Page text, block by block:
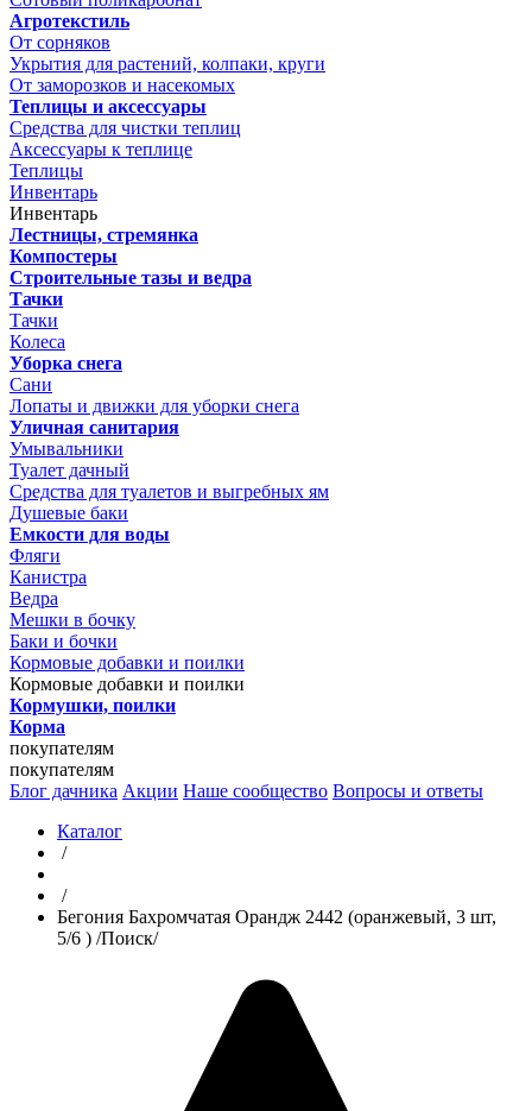
Агротекстиль
От сорняков
Укрытия для растений, колпаки, круги
От заморозков и насекомых
Теплицы и аксессуары
Средства для чистки теплиц
Аксессуары к теплице
Теплицы
Инвентарь
Инвентарь
Лестницы, стремянка
Компостеры
Строительные тазы и ведра
Тачки
Тачки
Колеса
Уборка снега
Сани
Лопаты и движки для уборки снега
Уличная санитария
Умывальники
Туалет дачный
Средства для туалетов и выгребных ям
Душевые баки
Емкости для воды
Фляги
Канистра
Ведра
Мешки в бочку
Баки и бочки
Кормовые добавки и поилки
Кормовые добавки и поилки
Кормушки, поилки
Корма
покупателям
покупателям
Блог дачника Акции Наше сообщество Вопросы и ответы
Каталог
/
/
Бегония Бахромчатая Орандж 2442 (оранжевый, 3 шт,
5/6 ) /Поиск/